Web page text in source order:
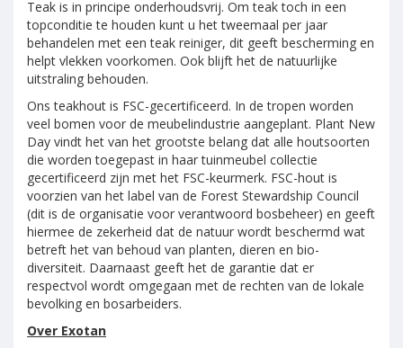
Teak is in principe onderhoudsvrij. Om teak toch in een
topconditie te houden kunt u het tweemaal per jaar
behandelen met een teak reiniger, dit geeft bescherming en
helpt vlekken voorkomen. Ook blijft het de natuurlijke
uitstraling behouden.
Ons teakhout is FSC-gecertificeerd. In de tropen worden
veel bomen voor de meubelindustrie aangeplant. Plant New
Day vindt het van het grootste belang dat alle houtsoorten
die worden toegepast in haar tuinmeubel collectie
gecertificeerd zijn met het FSC-keurmerk. FSC-hout is
voorzien van het label van de Forest Stewardship Council
(dit is de organisatie voor verantwoord bosbeheer) en geeft
hiermee de zekerheid dat de natuur wordt beschermd wat
betreft het van behoud van planten, dieren en bio-
diversiteit. Daarnaast geeft het de garantie dat er
respectvol wordt omgegaan met de rechten van de lokale
bevolking en bosarbeiders.
Over Exotan